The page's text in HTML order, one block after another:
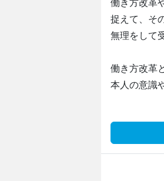
働き方改革
捉えて、そ
無理をして
働き方改革
本人の意識